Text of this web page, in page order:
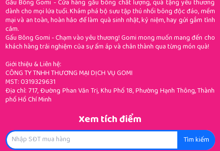
Gấu Bông Gomi - Cửa hàng gấu bông chất lượng, quà tặng yêu thương
dành cho mọi lứa tuổi. Khám phá bộ sưu tập thú nhồi bông độc đáo, mềm
mại và an toàn, hoàn hảo để làm quà sinh nhật, kỷ niệm, hay gửi gắm tình
cảm.
Gấu Bông Gomi - Chạm vào yêu thương! Gomi mong muốn mang đến cho
khách hàng trải nghiệm của sự ấm áp và chân thành qua từng món quà!
Giới thiệu & Liên hệ:
CÔNG TY TNHH THƯƠNG MẠI DỊCH VỤ GOMI
MST: 0319329631
Địa chỉ: 717, Đường Phan Văn Trị, Khu Phố 18, Phường Hạnh Thông, Thành
phố Hồ Chí Minh
Xem tích điểm
Tìm kiếm